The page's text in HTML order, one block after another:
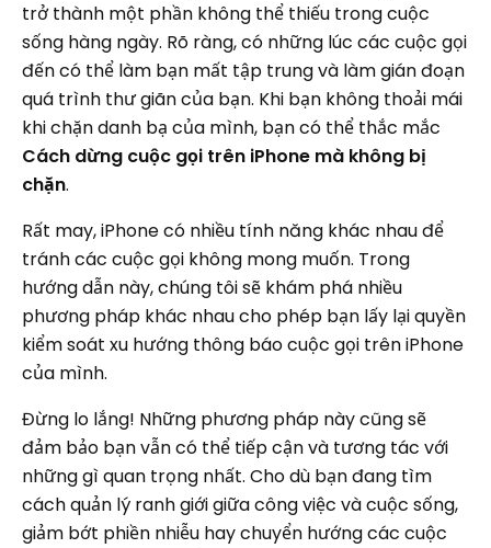
trở thành một phần không thể thiếu trong cuộc
sống hàng ngày. Rõ ràng, có những lúc các cuộc gọi
đến có thể làm bạn mất tập trung và làm gián đoạn
quá trình thư giãn của bạn. Khi bạn không thoải mái
khi chặn danh bạ của mình, bạn có thể thắc mắc
Cách dừng cuộc gọi trên iPhone mà không bị
chặn.
Rất may, iPhone có nhiều tính năng khác nhau để
tránh các cuộc gọi không mong muốn. Trong
hướng dẫn này, chúng tôi sẽ khám phá nhiều
phương pháp khác nhau cho phép bạn lấy lại quyền
kiểm soát xu hướng thông báo cuộc gọi trên iPhone
của mình.
Đừng lo lắng! Những phương pháp này cũng sẽ
đảm bảo bạn vẫn có thể tiếp cận và tương tác với
những gì quan trọng nhất. Cho dù bạn đang tìm
cách quản lý ranh giới giữa công việc và cuộc sống,
giảm bớt phiền nhiễu hay chuyển hướng các cuộc